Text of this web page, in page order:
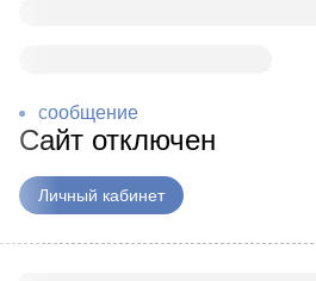
сообщение
Сайт отключен
Личный кабинет